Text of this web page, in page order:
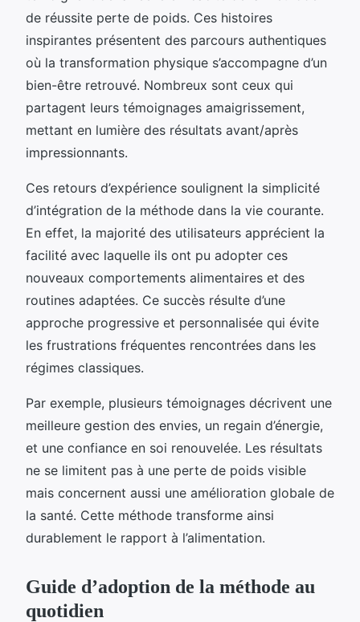
de réussite perte de poids. Ces histoires
inspirantes présentent des parcours authentiques
où la transformation physique s’accompagne d’un
bien-être retrouvé. Nombreux sont ceux qui
partagent leurs témoignages amaigrissement,
mettant en lumière des résultats avant/après
impressionnants.
Ces retours d’expérience soulignent la simplicité
d’intégration de la méthode dans la vie courante.
En effet, la majorité des utilisateurs apprécient la
facilité avec laquelle ils ont pu adopter ces
nouveaux comportements alimentaires et des
routines adaptées. Ce succès résulte d’une
approche progressive et personnalisée qui évite
les frustrations fréquentes rencontrées dans les
régimes classiques.
Par exemple, plusieurs témoignages décrivent une
meilleure gestion des envies, un regain d’énergie,
et une confiance en soi renouvelée. Les résultats
ne se limitent pas à une perte de poids visible
mais concernent aussi une amélioration globale de
la santé. Cette méthode transforme ainsi
durablement le rapport à l’alimentation.
Guide d’adoption de la méthode au
quotidien